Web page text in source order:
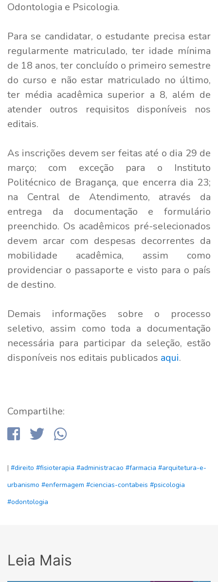
Odontologia e Psicologia.
Para se candidatar, o estudante precisa estar
regularmente matriculado, ter idade mínima
de 18 anos, ter concluído o primeiro semestre
do curso e não estar matriculado no último,
ter média acadêmica superior a 8, além de
atender outros requisitos disponíveis nos
editais.
As inscrições devem ser feitas até o dia 29 de
março; com exceção para o Instituto
Politécnico de Bragança, que encerra dia 23;
na Central de Atendimento, através da
entrega da documentação e formulário
preenchido. Os acadêmicos pré-selecionados
devem arcar com despesas decorrentes da
mobilidade acadêmica, assim como
providenciar o passaporte e visto para o país
de destino.
Demais informações sobre o processo
seletivo, assim como toda a documentação
necessária para participar da seleção, estão
disponíveis nos editais publicados aqui.
Compartilhe:
| #direito #fisioterapia #administracao #farmacia #arquitetura-e-
urbanismo #enfermagem #ciencias-contabeis #psicologia
#odontologia
Leia Mais